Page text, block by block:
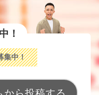
！
集中！